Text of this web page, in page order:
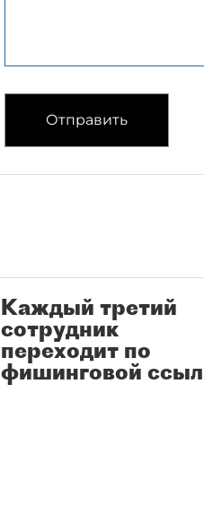
Отправить
Каждый третий
сотрудник
переходит по
фишинговой